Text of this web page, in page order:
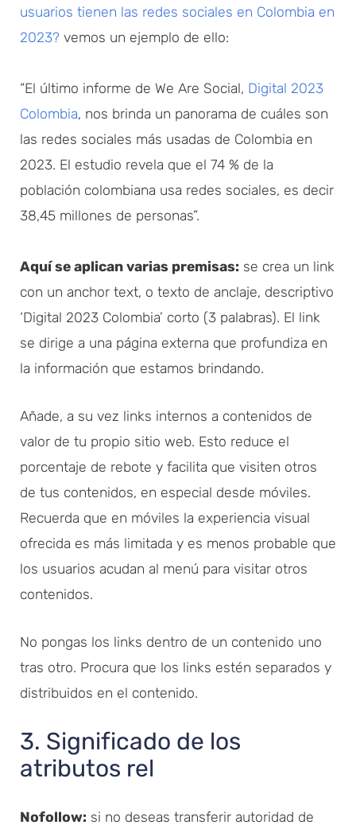
usuarios tienen las redes sociales en Colombia en
2023? vemos un ejemplo de ello:
“El último informe de We Are Social, Digital 2023
Colombia, nos brinda un panorama de cuáles son
las redes sociales más usadas de Colombia en
2023. El estudio revela que el 74 % de la
población colombiana usa redes sociales, es decir
38,45 millones de personas”.
Aquí se aplican varias premisas: se crea un link
con un anchor text, o texto de anclaje, descriptivo
‘Digital 2023 Colombia’ corto (3 palabras). El link
se dirige a una página externa que profundiza en
la información que estamos brindando.
Añade, a su vez links internos a contenidos de
valor de tu propio sitio web. Esto reduce el
porcentaje de rebote y facilita que visiten otros
de tus contenidos, en especial desde móviles.
Recuerda que en móviles la experiencia visual
ofrecida es más limitada y es menos probable que
los usuarios acudan al menú para visitar otros
contenidos.
No pongas los links dentro de un contenido uno
tras otro. Procura que los links estén separados y
distribuidos en el contenido.
3. Significado de los
atributos rel
Nofollow: si no deseas transferir autoridad de